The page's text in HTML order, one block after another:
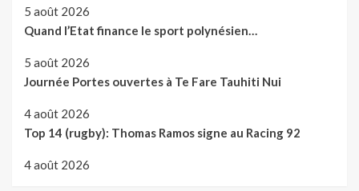
5 août 2026
Quand l’Etat finance le sport polynésien…
5 août 2026
Journée Portes ouvertes à Te Fare Tauhiti Nui
4 août 2026
Top 14 (rugby): Thomas Ramos signe au Racing 92
4 août 2026